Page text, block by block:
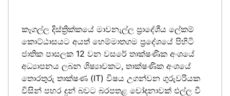
කෑගල්ල දිස්ත්‍රික්කයේ මාවනැල්ල ප්‍රාදේශීය ලේකම්
කොට්ඨාසයට අයත් හෙම්මාතගම ප්‍රදේශයේ පිහිටි
ජාතික පාසලක 12 වන වසරේ තාක්ෂණික අංශයේ
අධ්‍යාපනය ලබන ශිෂ්‍යාවකට, තාක්ෂණික අංශයේ
තොරතුරු තාක්ෂණ (IT) විෂය උගන්වන ගුරුවරියක
විසින් පහර දුන් බවට බරපතළ චෝදනාවක් එල්ල වී